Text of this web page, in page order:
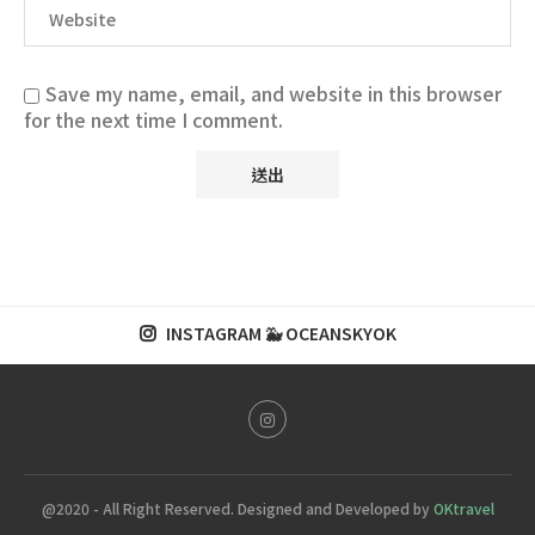
Save my name, email, and website in this browser
for the next time I comment.
INSTAGRAM 🐳 OCEANSKYOK
@2020 - All Right Reserved. Designed and Developed by OKtravel